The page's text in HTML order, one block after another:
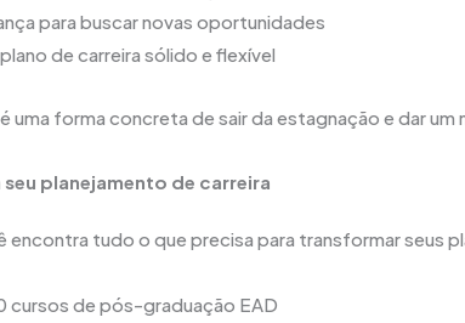
para buscar novas oportunidades
de carreira sólido e flexível
uma forma concreta de sair da estagnação e dar
seu planejamento de carreira
encontra tudo o que precisa para transformar seus
cursos de pós-graduação EAD